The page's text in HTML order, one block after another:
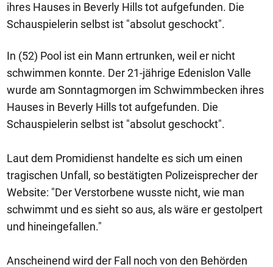
ihres Hauses in Beverly Hills tot aufgefunden. Die
Schauspielerin selbst ist "absolut geschockt".
In (52) Pool ist ein Mann ertrunken, weil er nicht
schwimmen konnte. Der 21-jährige Edenislon Valle
wurde am Sonntagmorgen im Schwimmbecken ihres
Hauses in Beverly Hills tot aufgefunden. Die
Schauspielerin selbst ist "absolut geschockt".
Laut dem Promidienst handelte es sich um einen
tragischen Unfall, so bestätigten Polizeisprecher der
Website: "Der Verstorbene wusste nicht, wie man
schwimmt und es sieht so aus, als wäre er gestolpert
und hineingefallen."
Anscheinend wird der Fall noch von den Behörden